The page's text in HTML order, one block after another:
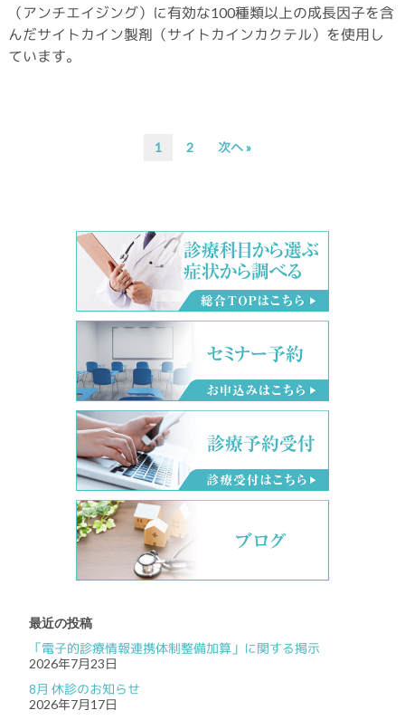
（アンチエイジング）に有効な100種類以上の成長因子を含
んだサイトカイン製剤（サイトカインカクテル）を使用し
ています。
次
1
次
2 次へ »
最近の投稿
「電子的診療情報連携体制整備加算」に関する掲示
2026年7月23日
8月 休診のお知らせ
2026年7月17日